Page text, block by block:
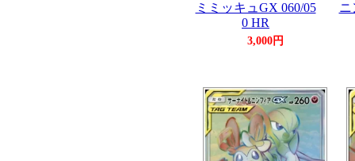
ミミッキュGX 060/05
0 HR
3,000円
ニ